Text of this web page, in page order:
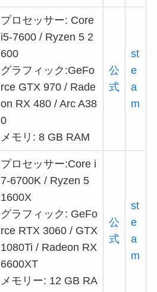
プロセッサー: Core
i5-7600 / Ryzen 5 2
600
グラフィック:GeFo
rce GTX 970 / Rade
on RX 480 / Arc A38
0
メモリ: 8 GB RAM
公
式
st
e
a
m
プロセッサー:Core i
7-6700K / Ryzen 5
1600X
グラフィック: GeFo
rce RTX 3060 / GTX
1080Ti / Radeon RX
6600XT
メモリー: 12 GB RA
公
式
st
e
a
m